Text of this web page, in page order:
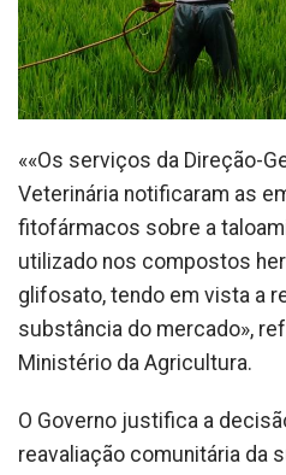
««Os serviços da Direção-
Veterinária notificaram as
fitofármacos sobre a
utilizado nos compostos
glifosato, tendo em vista a
substância do mercado»,
Ministério da Agricultura.
O Governo justifica a
reavaliação comunitária da